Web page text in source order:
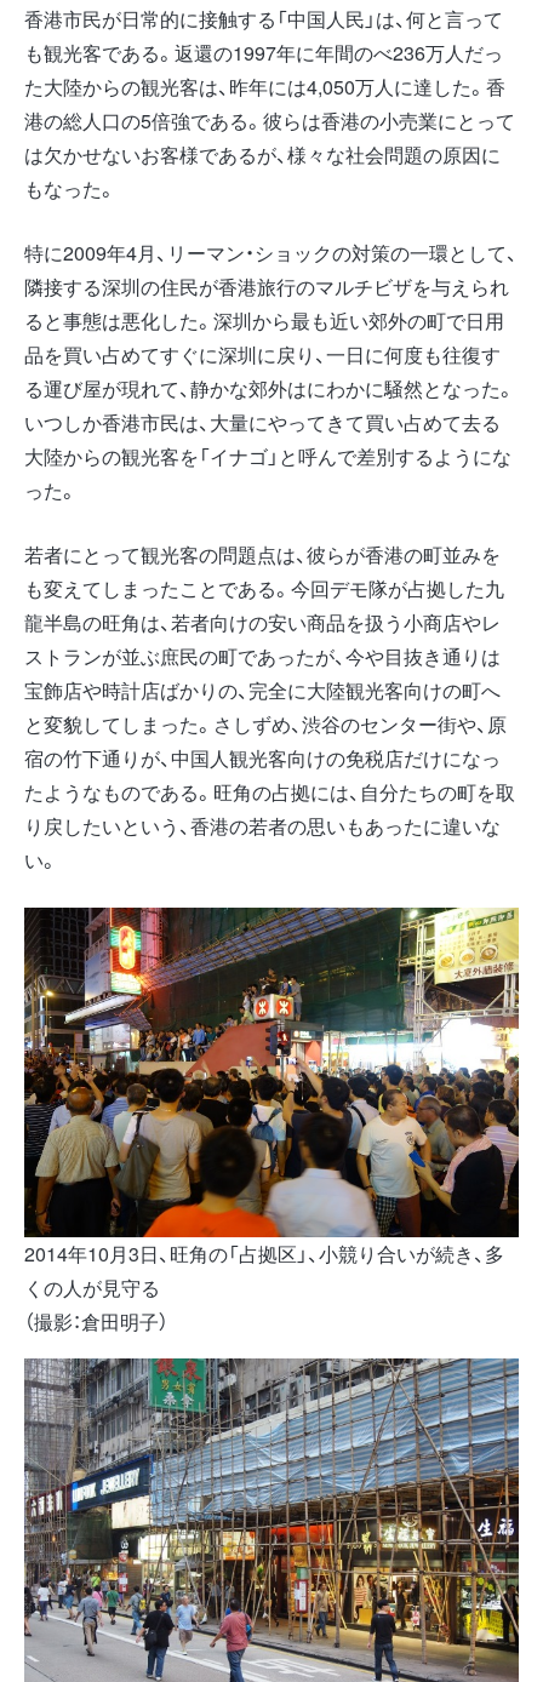
香港市民が日常的に接触する「中国人民」は、何と言って
も観光客である。返還の1997年に年間のべ236万人だっ
た大陸からの観光客は、昨年には4,050万人に達した。香
港の総人口の5倍強である。彼らは香港の小売業にとって
は欠かせないお客様であるが、様々な社会問題の原因に
もなった。
特に2009年4月、リーマン・ショックの対策の一環として、
隣接する深圳の住民が香港旅行のマルチビザを与えられ
ると事態は悪化した。深圳から最も近い郊外の町で日用
品を買い占めてすぐに深圳に戻り、一日に何度も往復す
る運び屋が現れて、静かな郊外はにわかに騒然となった。
いつしか香港市民は、大量にやってきて買い占めて去る
大陸からの観光客を「イナゴ」と呼んで差別するようにな
った。
若者にとって観光客の問題点は、彼らが香港の町並みを
も変えてしまったことである。今回デモ隊が占拠した九
龍半島の旺角は、若者向けの安い商品を扱う小商店やレ
ストランが並ぶ庶民の町であったが、今や目抜き通りは
宝飾店や時計店ばかりの、完全に大陸観光客向けの町へ
と変貌してしまった。さしずめ、渋谷のセンター街や、原
宿の竹下通りが、中国人観光客向けの免税店だけになっ
たようなものである。旺角の占拠には、自分たちの町を取
り戻したいという、香港の若者の思いもあったに違いな
い。
2014年10月3日、旺角の「占拠区」、小競り合いが続き、多
くの人が見守る
（撮影：倉田明子）